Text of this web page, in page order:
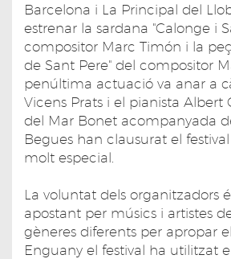
Barcelona i La Principal del
estrenar la sardana "Calonge i
compositor Marc Timón i la
de Sant Pere" del compositor
penúltima actuació va anar a
Vicens Prats i el pianista Albert
del Mar Bonet acompanyada
Begues han clausurat el
molt especial.
La voluntat dels organitzadors
apostant per músics i artistes
gèneres diferents per apropar
Enguany el festival ha utilitzat